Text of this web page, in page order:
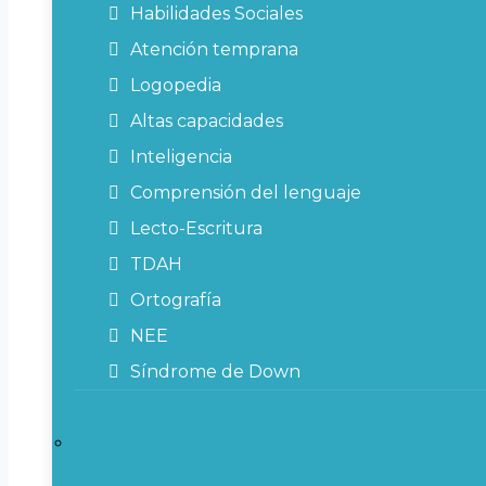
Habilidades Sociales
Atención temprana
Logopedia
Altas capacidades
Inteligencia
Comprensión del lenguaje
Lecto-Escritura
TDAH
Ortografía
NEE
Síndrome de Down